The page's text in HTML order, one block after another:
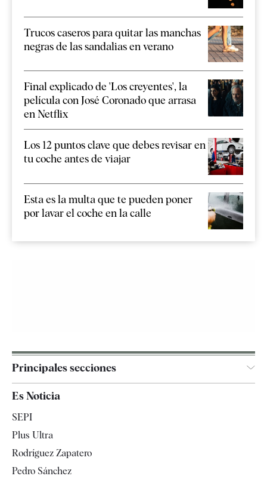
Trucos caseros para quitar las manchas
negras de las sandalias en verano
Final explicado de 'Los creyentes', la
película con José Coronado que arrasa
en Netflix
Los 12 puntos clave que debes revisar en
tu coche antes de viajar
Esta es la multa que te pueden poner
por lavar el coche en la calle
Principales secciones
Televisión
Es Noticia
SEPI
Plus Ultra
Rodríguez Zapatero
Pedro Sánchez